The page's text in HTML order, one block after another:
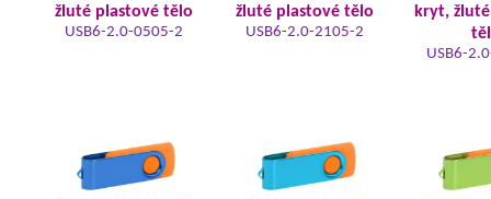
žluté plastové tělo
USB6-2.0-0505-2
žluté plastové tělo
USB6-2.0-2105-2
kryt,
USB6-